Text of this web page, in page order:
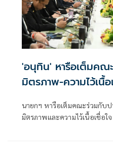
'อนุทิน' หารือเต็มคณ
มิตรภาพ-ความไว้เนื้อ
นายกฯ หารือเต็มคณะร่วมกับป
มิตรภาพและความไว้เนื้อเชื่อ